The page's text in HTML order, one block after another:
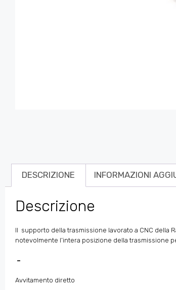
DESCRIZIONE INFORMAZIONI
Descrizione
Il supporto della trasmissione lavorato a CNC della
notevolmente l’intera posizione della trasmissione
–
Avvitamento diretto